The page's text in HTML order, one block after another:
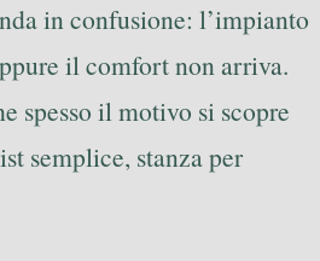
in confusione: l’impianto
il comfort non arriva.
spesso il motivo si scopre
semplice, stanza per